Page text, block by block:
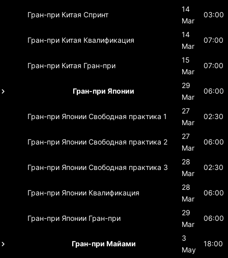
Гран-при Китая Спринт
14
Mar
03:00
Гран-при Китая Квалификация
14
Mar
07:00
Гран-при Китая Гран-при
15
Mar
07:00
Гран-при Японии
29
Mar
06:00
Гран-при Японии Свободная практика 1
27
Mar
02:30
Гран-при Японии Свободная практика 2
27
Mar
06:00
Гран-при Японии Свободная практика 3
28
Mar
02:30
Гран-при Японии Квалификация
28
Mar
06:00
Гран-при Японии Гран-при
29
Mar
06:00
Гран-при Майами
3
May
18:00